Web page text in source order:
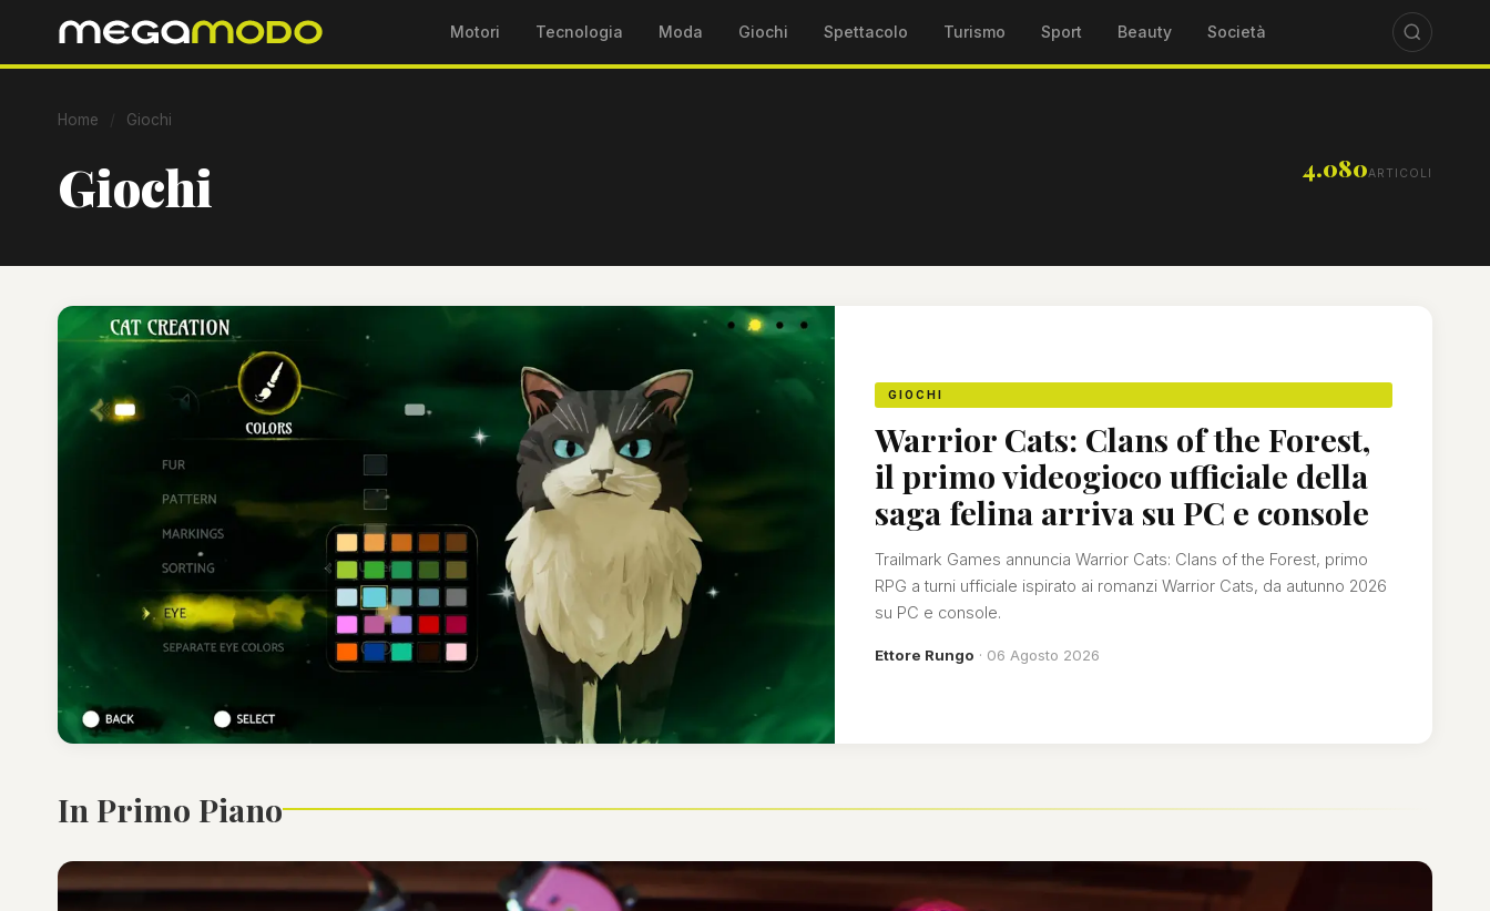
Motori Tecnologia Moda Giochi Spettacolo Turismo Sport Beauty Società
Home Giochi
Giochi 4.080ARTICOLI
GIOCHI
Warrior Cats: Clans of the Forest,
il primo videogioco ufficiale della
saga felina arriva su PC e console
Trailmark Games annuncia Warrior Cats: Clans of the Forest, primo
RPG a turni ufficiale ispirato ai romanzi Warrior Cats, da autunno 2026
su PC e console.
Ettore Rungo · 06 Agosto 2026
In Primo Piano